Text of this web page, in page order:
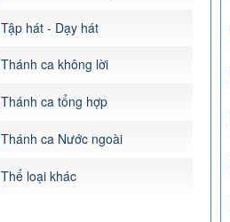
Tập hát - Dạy hát
Thánh ca không lời
Thánh ca tổng hợp
Thánh ca Nước ngoài
Thể loại khác